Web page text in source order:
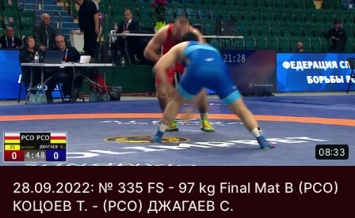
08:33
28.09.2022: № 335 FS - 97 kg Final Mat В (РСО)
КОЦОЕВ Т. - (РСО) ДЖАГАЕВ С.